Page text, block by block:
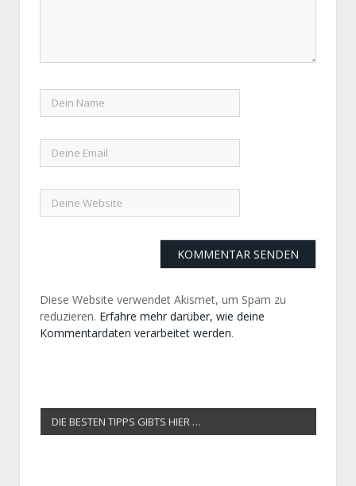
Diese Website verwendet Akismet, um Spam zu
reduzieren. Erfahre mehr darüber, wie deine
Kommentardaten verarbeitet werden.
DIE BESTEN TIPPS GIBTS HIER …